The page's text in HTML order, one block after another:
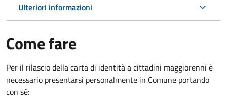
Ulteriori informazioni
Come fare
Per il rilascio della carta di identità a cittadini maggiorenni è
necessario presentarsi personalmente in Comune portando
con sè: